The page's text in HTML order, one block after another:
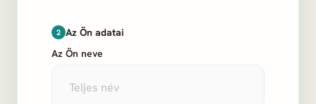
2 Az Ön adatai
Az Ön neve